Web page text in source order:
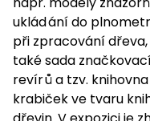
ukládání do
při zpracování
také sada
revírů a tzv.
krabiček ve tvaru